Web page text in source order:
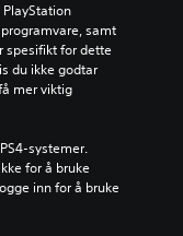
samt
spesifikt for dette
du ikke godtar
mer viktig
systemer.
for å bruke
inn for å bruke